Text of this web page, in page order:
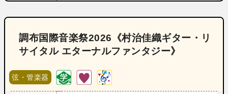
調布国際音楽祭2026《村治佳織ギター・リ
サイタル エターナルファンタジー》
弦・管楽器